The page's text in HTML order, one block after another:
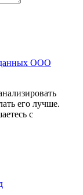
ООО
его лучше.
с